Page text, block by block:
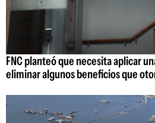
FNC planteó que necesita aplicar
eliminar algunos beneficios que